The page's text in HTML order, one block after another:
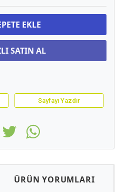
EKLE
SATIN AL
Sayfayı Yazdır
ÜRÜN YORUMLARI